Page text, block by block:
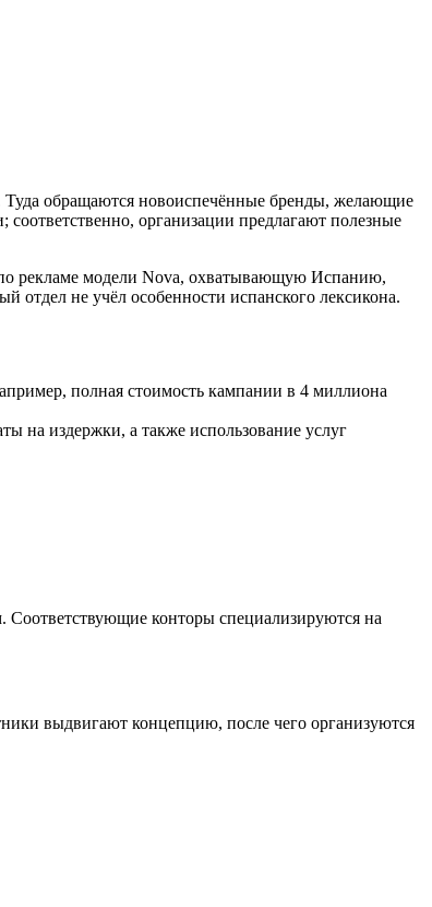
Туда обращаются новоиспечённые бренды, желающие
организации предлагают полезные
рекламе модели Nova, охватывающую Испанию,
отдел не учёл особенности испанского лексикона.
полная стоимость кампании в 4 миллиона
на издержки, а также использование услуг
конторы специализируются на
выдвигают концепцию, после чего организуются